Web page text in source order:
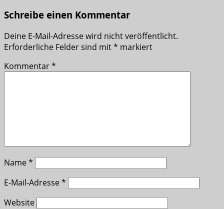
Schreibe einen Kommentar
Deine E-Mail-Adresse wird nicht veröffentlicht.
Erforderliche Felder sind mit* markiert
Kommentar*
Name*
E-Mail-Adresse*
Website